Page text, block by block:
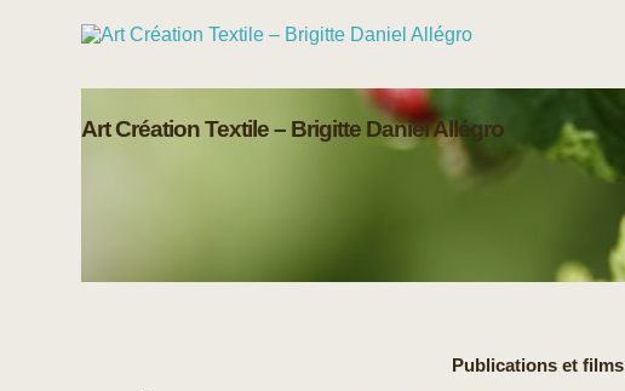
Art Création Textile – Brigitte Daniel Allégro
Publications et films